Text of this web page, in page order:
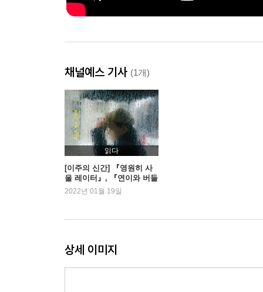
채널예스 기사 (1개)
읽다
[이주의 신간] 『영원히 사
울 레이터』, 『연이와 버들
도령』 외
2022년 01월 19일
상세 이미지